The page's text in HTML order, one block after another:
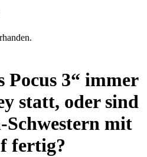
Pocus 3“ immer
statt, oder sind
Schwestern mit
fertig?